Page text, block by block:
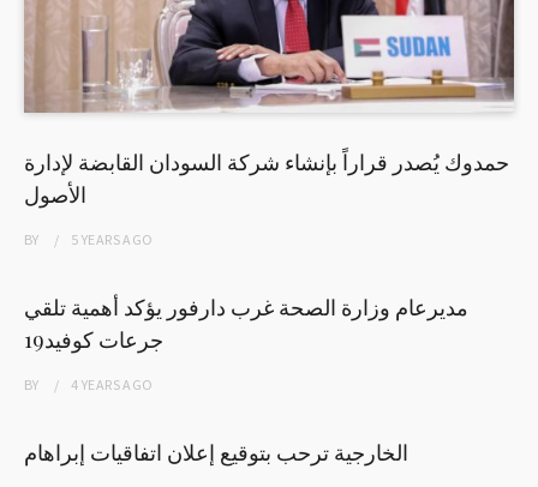
حمدوك يُصدر قراراً بإنشاء شركة السودان القابضة لإدارة
الأصول
BY 5 YEARSAGO
مديرعام وزارة الصحة غرب دارفور يؤكد أهمية تلقي
جرعات كوفيد19
BY 4 YEARSAGO
الخارجية ترحب بتوقيع إعلان اتفاقيات إبراهام